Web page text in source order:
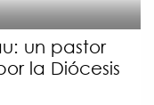
un pastor
la Diócesis